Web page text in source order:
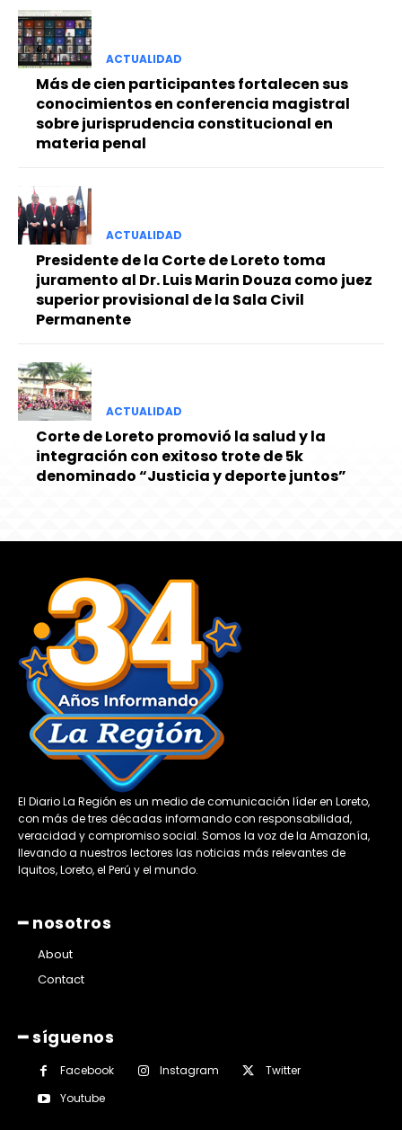
ACTUALIDAD
Más de cien participantes fortalecen sus
conocimientos en conferencia magistral
sobre jurisprudencia constitucional en
materia penal
ACTUALIDAD
Presidente de la Corte de Loreto toma
juramento al Dr. Luis Marin Douza como juez
superior provisional de la Sala Civil
Permanente
ACTUALIDAD
Corte de Loreto promovió la salud y la
integración con exitoso trote de 5k
denominado “Justicia y deporte juntos”
El Diario La Región es un medio de comunicación líder en Loreto,
con más de tres décadas informando con responsabilidad,
veracidad y compromiso social. Somos la voz de la Amazonía,
llevando a nuestros lectores las noticias más relevantes de
Iquitos, Loreto, el Perú y el mundo.
━ nosotros
About
Contact
━ síguenos
Facebook Instagram
Twitter
Youtube